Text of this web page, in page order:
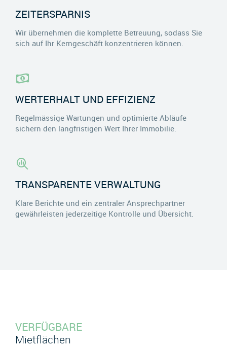
ZEITERSPARNIS
Wir übernehmen die komplette Betreuung, sodass Sie
sich auf Ihr Kerngeschäft konzentrieren können.
WERTERHALT UND EFFIZIENZ
Regelmässige Wartungen und optimierte Abläufe
sichern den langfristigen Wert Ihrer Immobilie.
TRANSPARENTE VERWALTUNG
Klare Berichte und ein zentraler Ansprechpartner
gewährleisten jederzeitige Kontrolle und Übersicht.
VERFÜGBARE
Mietflächen